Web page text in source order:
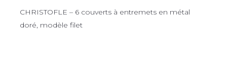
CHRISTOFLE – 6 couverts à entremets en métal
doré, modèle filet